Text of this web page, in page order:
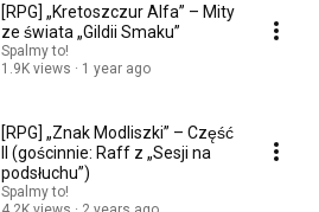
[RPG] „Kretoszczur Alfa” – Mity
ze świata „Gildii Smaku”
Spalmy to!
1.9K views
1 year ago
[RPG] „Znak Modliszki” – Część
II (gościnnie: Raff z „Sesji na
podsłuchu”)
Spalmy to!